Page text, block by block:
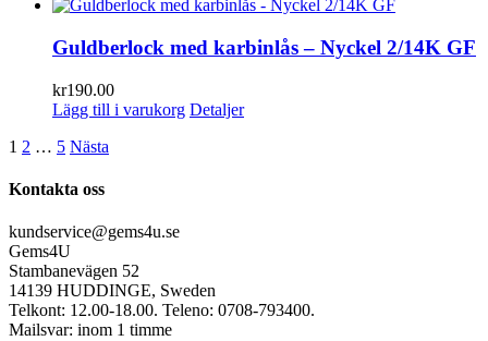
Guldberlock med karbinlås – Nyckel 2/14K GF
kr190.00
Lägg till i varukorg Detaljer
1 2 … 5 Nästa
Kontakta oss
kundservice@gems4u.se
Gems4U
Stambanevägen 52
14139 HUDDINGE, Sweden
Telkont: 12.00-18.00. Teleno: 0708-793400.
Mailsvar: inom 1 timme